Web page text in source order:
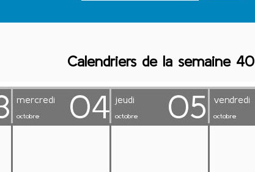
Calendriers de la semaine 40